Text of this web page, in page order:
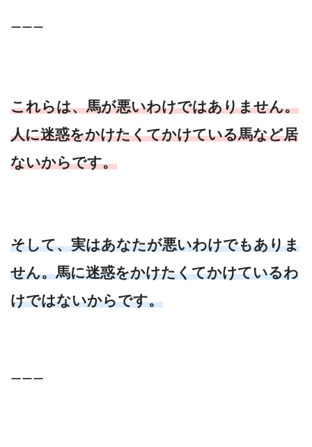
ーーー
これらは、馬が悪いわけではありません。
人に迷惑をかけたくてかけている馬など居
ないからです。
そして、実はあなたが悪いわけでもありま
せん。馬に迷惑をかけたくてかけているわ
けではないからです。
ーーー